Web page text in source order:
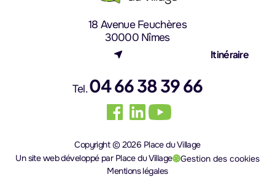
18 Avenue Feuchères
30000 Nîmes
Itinéraire
Tel.04 66 38 39 66
Copyright © 2026 Place du Village
Un site web développé par Place du Village
(nouvel onglet)
Gestion des cookies
Mentions légales